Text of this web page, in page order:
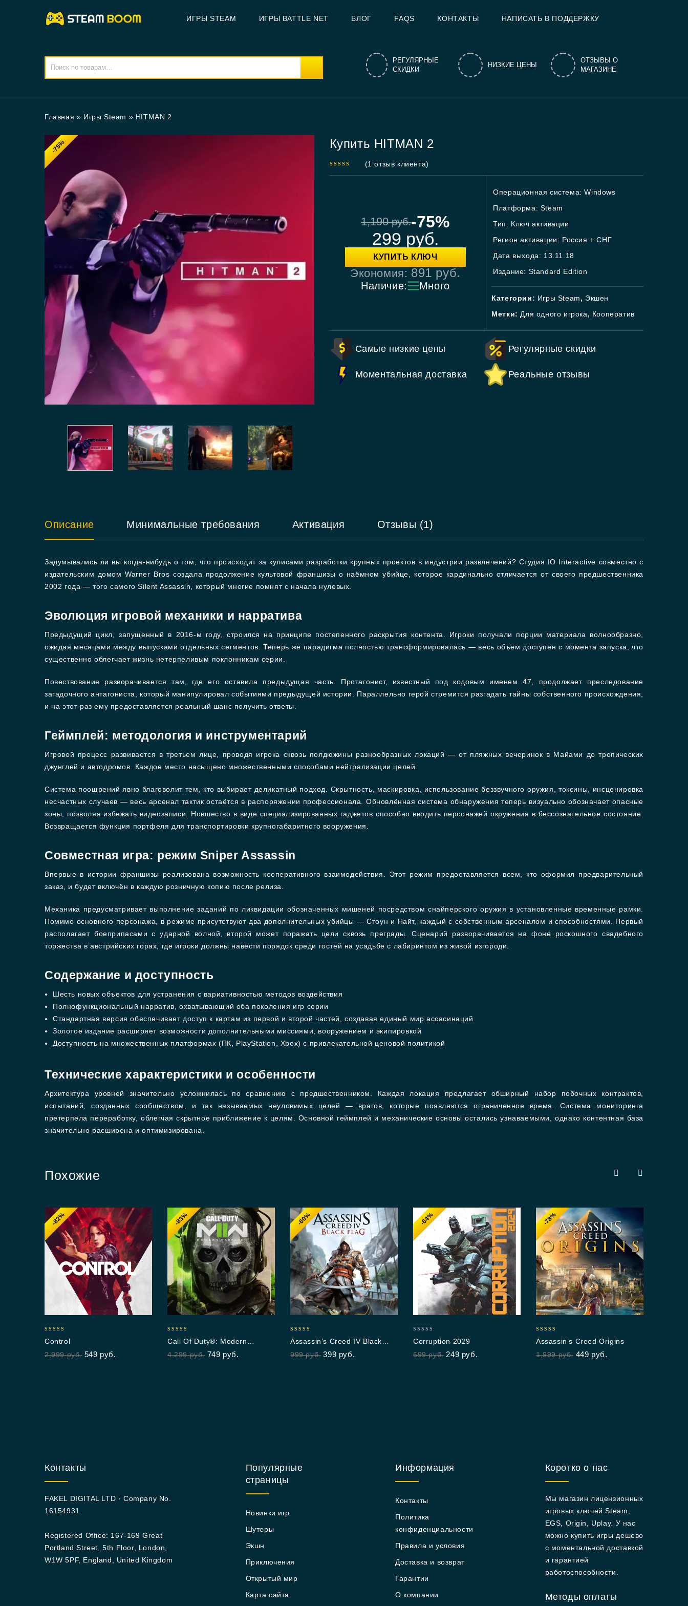
ИГРЫ STEAM ИГРЫ BATTLE NET БЛОГ FAQS КОНТАКТЫ НАПИСАТЬ В ПОДДЕРЖКУ
РЕГУЛЯРНЫЕ
СКИДКИ
НИЗКИЕ ЦЕНЫ
ОТЗЫВЫ О
МАГАЗИНЕ
Главная » Игры Steam » HITMAN 2
-75% Купить HITMAN 2
(1 отзыв клиента)
1,190руб.-75%
299 руб.
КУПИТЬ КЛЮЧ
Экономия: 891 руб.
Наличие: Много
Операционная система: Windows
Платформа: Steam
Тип: Ключ активации
Регион активации: Россия + СНГ
Дата выхода: 13.11.18
Издание: Standard Edition
Категории: Игры Steam, Экшен
Метки: Для одного игрока, Кооператив
Самые низкие цены Регулярные скидки
Моментальная доставка Реальные отзывы
Описание Минимальные требования Активация Отзывы (1)
Задумывались ли вы когда-нибудь о том, что происходит за кулисами разработки крупных проектов в индустрии развлечений? Студия IO Interactive совместно с
издательским домом Warner Bros создала продолжение культовой франшизы о наёмном убийце, которое кардинально отличается от своего предшественника
2002 года — того самого Silent Assassin, который многие помнят с начала нулевых.
Эволюция игровой механики и нарратива
Предыдущий цикл, запущенный в 2016-м году, строился на принципе постепенного раскрытия контента. Игроки получали порции материала волнообразно,
ожидая месяцами между выпусками отдельных сегментов. Теперь же парадигма полностью трансформировалась — весь объём доступен с момента запуска, что
существенно облегчает жизнь нетерпеливым поклонникам серии.
Повествование разворачивается там, где его оставила предыдущая часть. Протагонист, известный под кодовым именем 47, продолжает преследование
загадочного антагониста, который манипулировал событиями предыдущей истории. Параллельно герой стремится разгадать тайны собственного происхождения,
и на этот раз ему предоставляется реальный шанс получить ответы.
Геймплей: методология и инструментарий
Игровой процесс развивается в третьем лице, проводя игрока сквозь полдюжины разнообразных локаций — от пляжных вечеринок в Майами до тропических
джунглей и автодромов. Каждое место насыщено множественными способами нейтрализации целей.
Система поощрений явно благоволит тем, кто выбирает деликатный подход. Скрытность, маскировка, использование беззвучного оружия, токсины, инсценировка
несчастных случаев — весь арсенал тактик остаётся в распоряжении профессионала. Обновлённая система обнаружения теперь визуально обозначает опасные
зоны, позволяя избежать видеозаписи. Новшество в виде специализированных гаджетов способно вводить персонажей окружения в бессознательное состояние.
Возвращается функция портфеля для транспортировки крупногабаритного вооружения.
Совместная игра: режим Sniper Assassin
Впервые в истории франшизы реализована возможность кооперативного взаимодействия. Этот режим предоставляется всем, кто оформил предварительный
заказ, и будет включён в каждую розничную копию после релиза.
Механика предусматривает выполнение заданий по ликвидации обозначенных мишеней посредством снайперского оружия в установленные временные рамки.
Помимо основного персонажа, в режиме присутствуют два дополнительных убийцы — Стоун и Найт, каждый с собственным арсеналом и способностями. Первый
располагает боеприпасами с ударной волной, второй может поражать цели сквозь преграды. Сценарий разворачивается на фоне роскошного свадебного
торжества в австрийских горах, где игроки должны навести порядок среди гостей на усадьбе с лабиринтом из живой изгороди.
Содержание и доступность
Шесть новых объектов для устранения с вариативностью методов воздействия
Полнофункциональный нарратив, охватывающий оба поколения игр серии
Стандартная версия обеспечивает доступ к картам из первой и второй частей, создавая единый мир ассасинаций
Золотое издание расширяет возможности дополнительными миссиями, вооружением и экипировкой
Доступность на множественных платформах (ПК, PlayStation, Xbox) с привлекательной ценовой политикой
Технические характеристики и особенности
Архитектура уровней значительно усложнилась по сравнению с предшественником. Каждая локация предлагает обширный набор побочных контрактов,
испытаний, созданных сообществом, и так называемых неуловимых целей — врагов, которые появляются ограниченное время. Система мониторинга
претерпела переработку, облегчая скрытное приближение к целям. Основной геймплей и механические основы остались узнаваемыми, однако контентная база
значительно расширена и оптимизирована.
Похожие
-82%
out of 5
Control
2,999руб. 549 руб.
-83%
out of 5
Call Of Duty®: Modern
Warfare® II
4,299руб. 749 руб.
-60%
out of 5
Assassin’s Creed IV Black
Flag
999руб. 399 руб.
-64%
out
of
Corruption 2029
699руб. 249 руб.
-78%
out of 5
Assassin’s Creed Origins
1,999руб. 449 руб.
Контакты
FAKEL DIGITAL LTD · Company No.
16154931
Registered Office: 167-169 Great
Portland Street, 5th Floor, London,
W1W 5PF, England, United Kingdom
Популярные
страницы
Новинки игр
Шутеры
Экшн
Приключения
Открытый мир
Карта сайта
Информация
Контакты
Политика
конфиденциальности
Правила и условия
Доставка и возврат
Гарантии
О компании
Коротко о нас
Мы магазин лицензионных
игровых ключей Steam,
EGS, Origin, Uplay. У нас
можно купить игры дешево
с моментальной доставкой
и гарантией
работоспособности.
Методы оплаты